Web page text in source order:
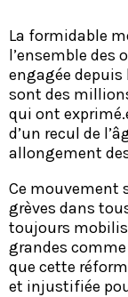
La formidable
l’ensemble des
engagée depuis
sont des
qui ont
d’un recul de
allongement
​Ce mouvement
grèves dans
toujours
grandes
que cette
et injustifiée